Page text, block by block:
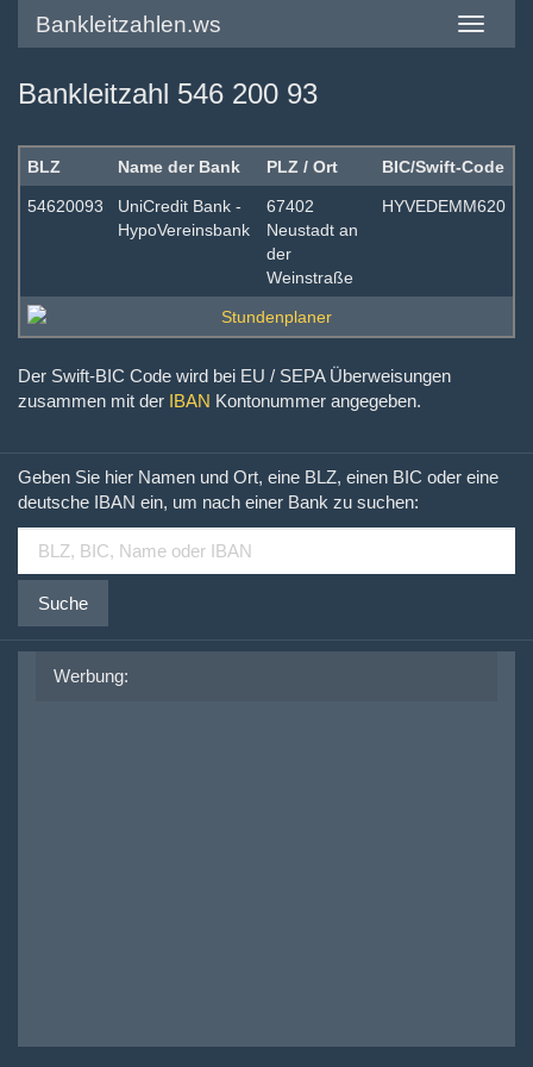
Toggle
Bankleitzahlen.ws
Bankleitzahl 546 200 93
BLZ Name der Bank PLZ / Ort BIC/Swift-Code
54620093
UniCredit Bank -
HypoVereinsbank
67402
Neustadt an
der
Weinstraße
HYVEDEMM620
Der Swift-BIC Code wird bei EU / SEPA Überweisungen
zusammen mit der IBAN Kontonummer angegeben.
Geben Sie hier Namen und Ort, eine BLZ, einen BIC oder eine
deutsche IBAN ein, um nach einer Bank zu suchen:
Suche
Werbung: